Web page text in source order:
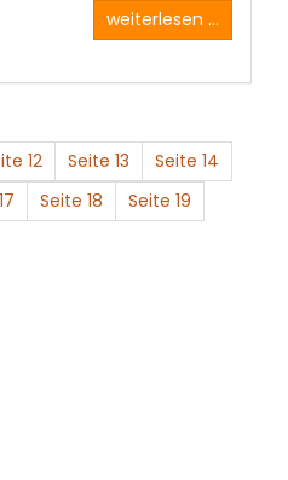
weiterlesen ...
12 Seite 13
Seite 14
Seite 18
Seite 19